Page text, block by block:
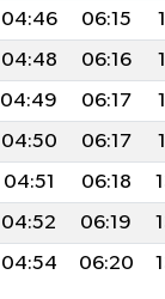
04:46 06:15
04:48 06:16
04:49 06:17
04:50 06:17
04:51 06:18
04:52 06:19
04:54 06:20